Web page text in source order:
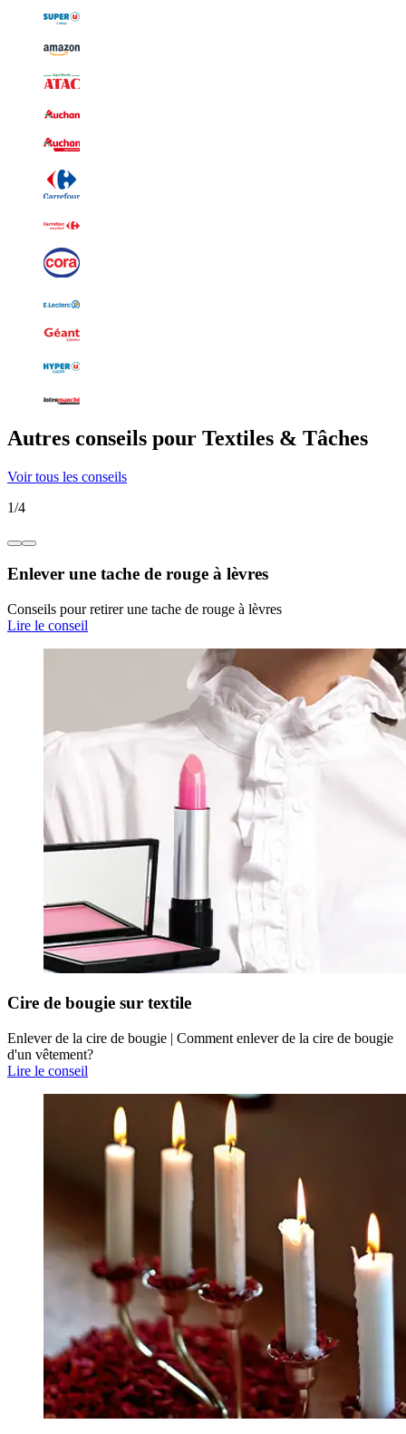
Autres conseils pour Textiles & Tâches
Voir tous les conseils
1/4
Enlever une tache de rouge à lèvres
Conseils pour retirer une tache de rouge à lèvres
Lire le conseil
Cire de bougie sur textile
Enlever de la cire de bougie | Comment enlever de la cire de bougie
d'un vêtement?
Lire le conseil